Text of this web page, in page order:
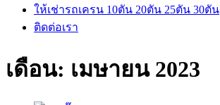
ให้เช่ารถเครน 10ตัน 20ตัน 25ตัน 30ตัน
ติดต่อเรา
เดือน: เมษายน 2023